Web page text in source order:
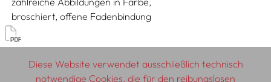
broschiert, offene Fadenbindung
Diskurs & Geschichte
Diese Website verwendet ausschließlich technisch
notwendige Cookies, die für den reibungslosen